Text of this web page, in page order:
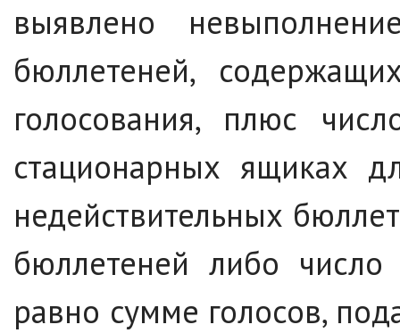
выявлено
бюллетеней,
голосования, плюс
стационарных ящиках
недействительных
бюллетеней либо число
равно сумме голосов,